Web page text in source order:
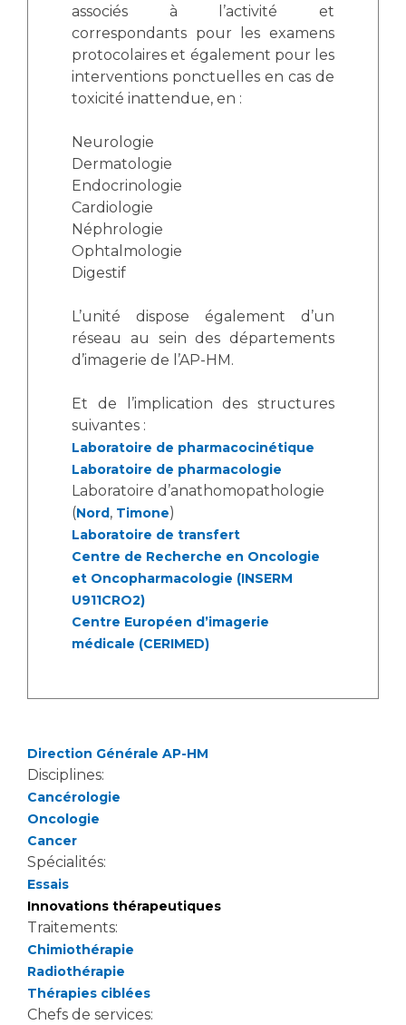
associés à l’activité et
correspondants pour les examens
protocolaires et également pour les
interventions ponctuelles en cas de
toxicité inattendue, en :
Neurologie
Dermatologie
Endocrinologie
Cardiologie
Néphrologie
Ophtalmologie
Digestif
L’unité dispose également d’un
réseau au sein des départements
d’imagerie de l’AP-HM.
Et de l’implication des structures
suivantes :
Laboratoire de pharmacocinétique
Laboratoire de pharmacologie
Laboratoire d’anathomopathologie
(Nord , Timone)
Laboratoire de transfert
Centre de Recherche en Oncologie
et Oncopharmacologie (INSERM
U911CRO2)
Centre Européen d’imagerie
médicale (CERIMED)
Direction Générale AP-HM
Disciplines:
Cancérologie
Oncologie
Cancer
Spécialités:
Essais
Innovations thérapeutiques
Traitements:
Chimiothérapie
Radiothérapie
Thérapies ciblées
Chefs de services: